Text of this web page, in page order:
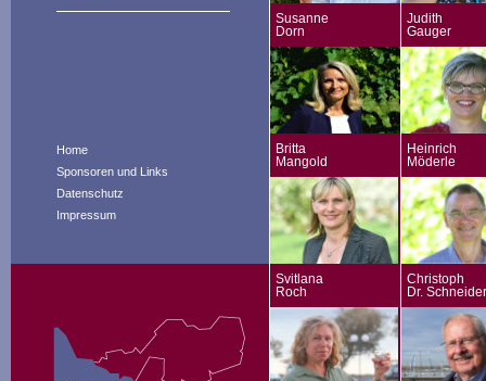
Home
Sponsoren und Links
Datenschutz
Impressum
Susanne
Dorn
Judith
Gauger
Britta
Mangold
Heinrich
Möderle
Svitlana
Roch
Christoph
Dr. Schneider